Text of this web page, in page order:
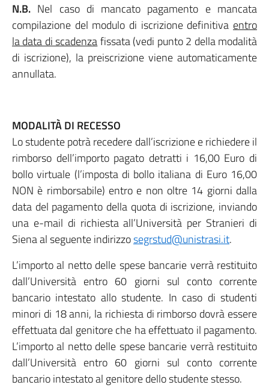
N.B. Nel caso di mancato pagamento e mancata
compilazione del modulo di iscrizione definitiva entro
la data di scadenzafissata (vedi punto 2 della modalità
di iscrizione), la preiscrizione viene automaticamente
annullata.
MODALITÀ DI RECESSO
Lo studente potrà recedere dall’iscrizione e richiedere il
rimborso dell’importo pagato detratti i 16,00 Euro di
bollo virtuale (l’imposta di bollo italiana di Euro 16,00
NON è rimborsabile) entro e non oltre 14 giorni dalla
data del pagamento della quota di iscrizione, inviando
una e-mail di richiesta all’Università per Stranieri di
Siena al seguente indirizzosegrstud@unistrasi.it.
L’importo al netto delle spese bancarie verrà restituito
dall’Università entro 60 giorni sul conto corrente
bancario intestato allo studente. In caso di studenti
minori di 18 anni, la richiesta di rimborso dovrà essere
effettuata dal genitore che ha effettuato il pagamento.
L’importo al netto delle spese bancarie verrà restituito
dall’Università entro 60 giorni sul conto corrente
bancario intestato al genitore dello studente stesso.